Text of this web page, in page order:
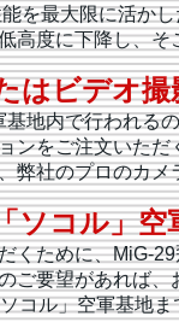
を最大限に活か
高度に下降し、
はビデオ
地内で行われる
ンをご注文いた
弊社のプロのカ
ソコル」
くために、MiG-
ご要望があれば
コル」空軍基地